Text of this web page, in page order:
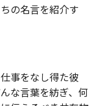
の名言を紹介す
事をなし得た彼
な言葉を紡ぎ、何